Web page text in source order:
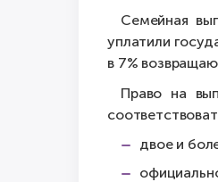
Семейная
уплатили
в 7%
Право на
двое и